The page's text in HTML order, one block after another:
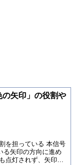
の矢印」の役割や
を担っている 本信号
る矢印の方向に進め
点灯されず、矢印の